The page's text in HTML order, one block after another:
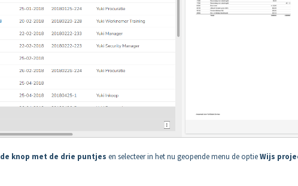
de knop met de drie puntjes en selecteer in het nu geopende menu de optieWijs